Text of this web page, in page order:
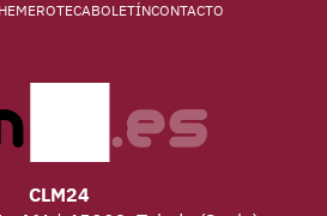
BOLETÍNCONTACTO
CLM24